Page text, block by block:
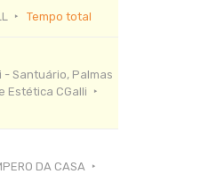
Tempo total
Santuário, Palmas
Estética CGalli
DA CASA